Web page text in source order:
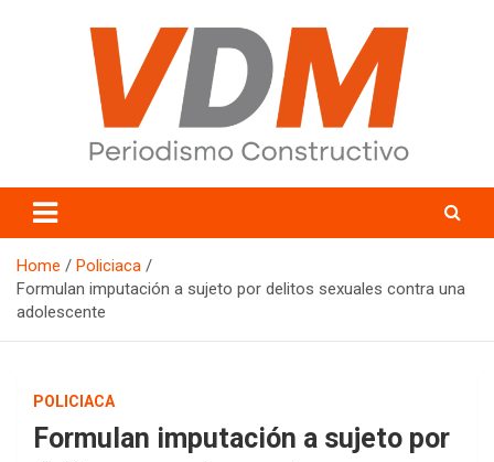
valledelmayo.com
Home
Policiaca
Formulan imputación a sujeto por delitos sexuales contra una
adolescente
POLICIACA
Formulan imputación a sujeto por